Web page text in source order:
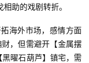
助的戏剧转折。
海外市场，感情方面
，但需避开【金属摆
曜石葫芦】镇宅，需